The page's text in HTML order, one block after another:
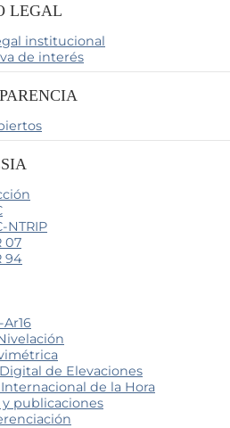
LEGAL
institucional
de interés
NTRIP
07
94
de Elevaciones
de la Hora
y publicaciones